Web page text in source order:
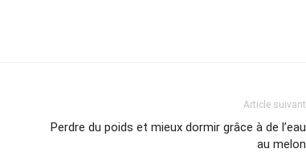
Article suivant
Perdre du poids et mieux dormir grâce à de l’eau
au melon